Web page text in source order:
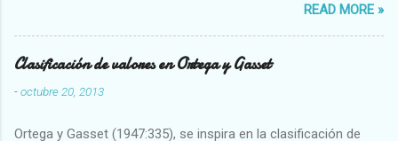
READ MORE »
Clasificación de valores en Ortega y Gasset
-octubre 20, 2013
Ortega y Gasset (1947:335), se inspira en la clasificación de